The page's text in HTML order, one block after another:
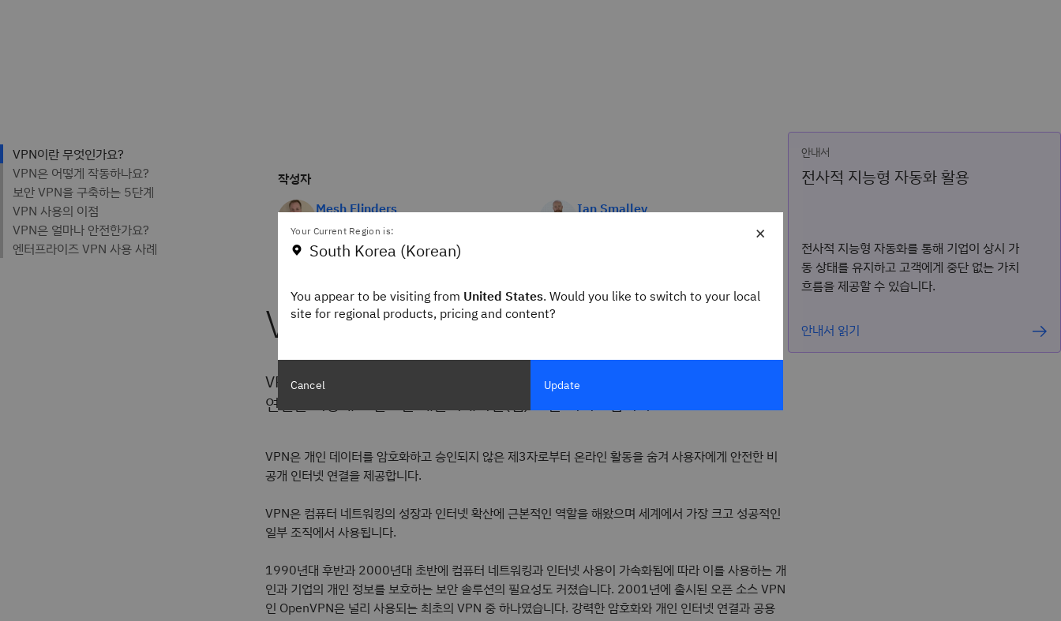
작성자
Mesh Flinders
Staff Writer
IBM Think
Ian Smalley
VPN이란 무엇인가요?
VPN(가상 사설망)은 보안 VPN 서버를 통해 인터넷 트래픽을 라우팅하여 인터넷
연결을 비공개로 만드는 애플리케이션(앱) 또는 서비스입니다.
VPN은 개인 데이터를 암호화하고 승인되지 않은 제3자로부터 온라인 활동을 숨겨 사용자에게 안전한 비
공개 인터넷 연결을 제공합니다.
VPN은 컴퓨터 네트워킹의 성장과 인터넷 확산에 근본적인 역할을 해왔으며 세계에서 가장 크고 성공적인
일부 조직에서 사용됩니다.
1990년대 후반과 2000년대 초반에 컴퓨터 네트워킹과 인터넷 사용이 가속화됨에 따라 이를 사용하는 개
인과 기업의 개인 정보를 보호하는 보안 솔루션의 필요성도 커졌습니다. 2001년에 출시된 오픈 소스 VPN
인 OpenVPN은 널리 사용되는 최초의 VPN 중 하나였습니다. 강력한 암호화와 개인 인터넷 연결과 공용
안내서
전사적 지능형 자동화 활용
전사적 지능형 자동화를 통해 기업이 상시 가
동 상태를 유지하고 고객에게 중단 없는 가치
흐름을 제공할 수 있습니다.
안내서 읽기
×
Your Current Region is:
South Korea (Korean)
You appear to be visiting from United States. Would you like to switch to your local
site for regional products, pricing and content?
Cancel Update